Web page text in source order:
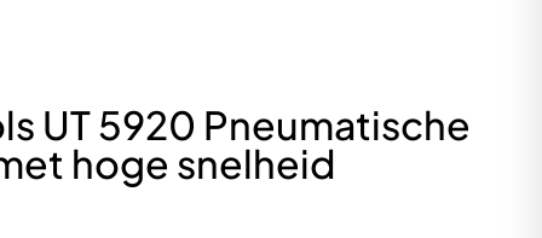
UT 5920 Pneumatische
hoge snelheid